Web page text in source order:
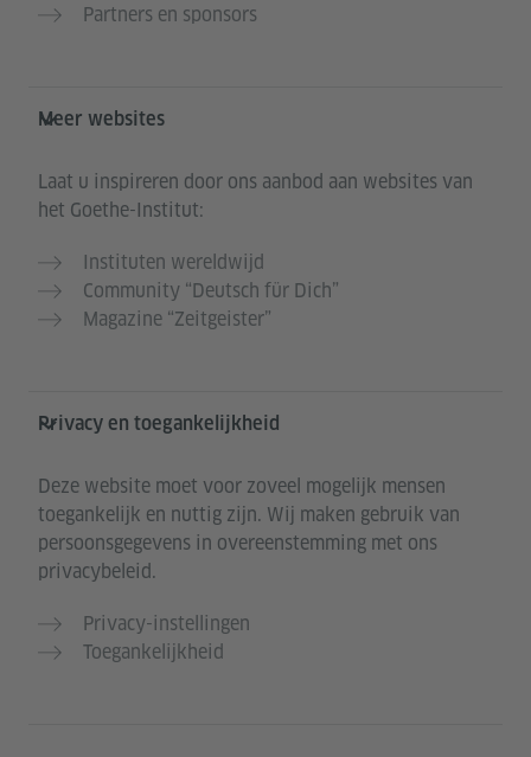
Partners en sponsors
Meer websites
Laat u inspireren door ons aanbod aan websites van
het Goethe-Institut:
Instituten wereldwijd
Community “Deutsch für Dich”
Magazine “Zeitgeister”
Privacy en toegankelijkheid
Deze website moet voor zoveel mogelijk mensen
toegankelijk en nuttig zijn. Wij maken gebruik van
persoonsgegevens in overeenstemming met ons
privacybeleid.
Privacy-instellingen
Toegankelijkheid